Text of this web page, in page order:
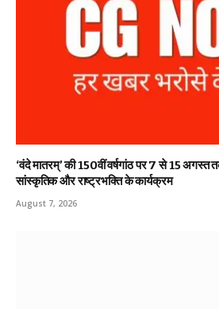
‘वंदे मातरम्’ की 150वीं वर्षगांठ पर 7 से 15 अगस्त
सांस्कृतिक और राष्ट्रभक्ति के कार्यक्रम
August 7, 2026